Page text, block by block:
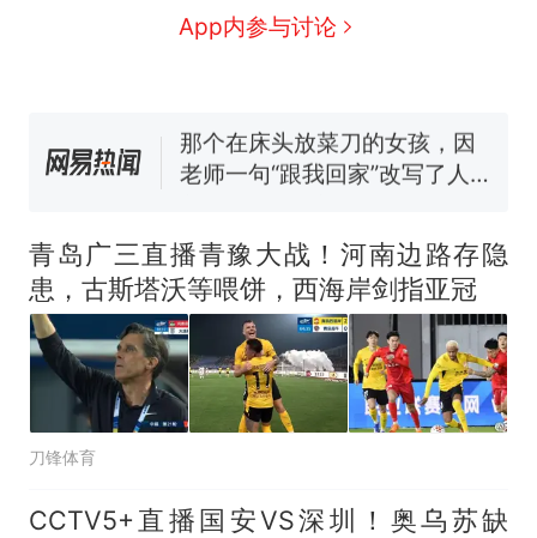
App内参与讨论
协会回应
男子上山采菌偶然发现鸡枞菌
窝，原地守1天等它长大：挖了
生
美国渔民钓获鲨鱼徒手将其拽
回大海 目击者直呼震惊 （视频
官方通报
热 制裁瓜子饺子，美国怕什
么？
青岛广三直播青豫大战！河南边路存隐
患，古斯塔沃等喂饼，西海岸剑指亚冠
刀锋体育
CCTV5+直播国安VS深圳！奥乌苏缺